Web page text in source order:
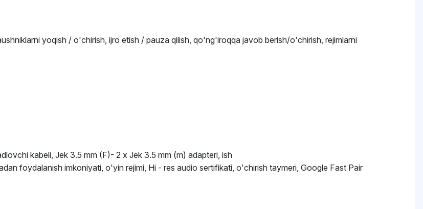
yoqish / o'chirish, ijro etish / pauza qilish, qo'ng'iroqqa javob berish/o'chirish, rejimlarni
kabeli, Jek 3.5 mm (F)- 2 x Jek 3.5 mm (m) adapteri, ish
foydalanish imkoniyati, o'yin rejimi, Hi - res audio sertifikati, o'chirish taymeri, Google Fast Pair